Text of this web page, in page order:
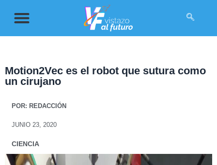
Motion2Vec es el robot que sutura como
un cirujano
POR: REDACCIÓN
JUNIO 23, 2020
CIENCIA